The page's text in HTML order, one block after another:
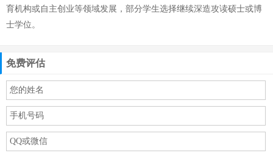
育机构或自主创业等领域发展，部分学生选择继续深造攻读硕士或博
士学位。
免费评估